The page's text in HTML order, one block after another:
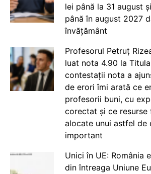
lei până la 31 august
până în august 2027
învățământ
Profesorul Petruț
luat nota 4.90 la
contestații nota a
de erori îmi arată ce
profesorii buni, cu
corectat și ce resurse
alocate unui astfel de
important
Unici în UE: România
din întreaga Uniune